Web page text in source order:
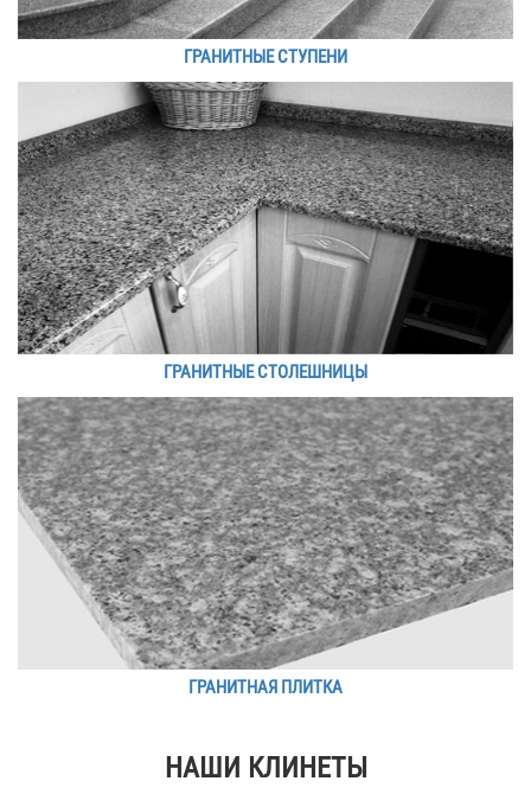
ГРАНИТНЫЕ СТУПЕНИ
ГРАНИТНЫЕ СТОЛЕШНИЦЫ
ГРАНИТНАЯ ПЛИТКА
НАШИ КЛИНЕТЫ